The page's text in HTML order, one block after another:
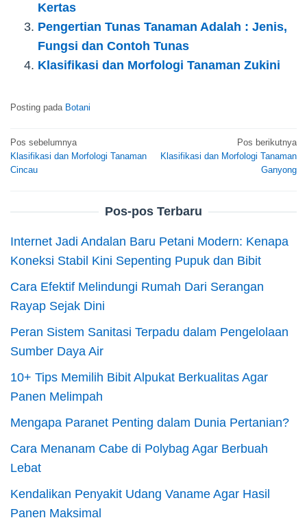
Kertas
Pengertian Tunas Tanaman Adalah : Jenis,
Fungsi dan Contoh Tunas
Klasifikasi dan Morfologi Tanaman Zukini
Posting pada Botani
Navigasi
pos
Pos sebelumnya
Klasifikasi dan Morfologi Tanaman
Cincau
Pos berikutnya
Klasifikasi dan Morfologi Tanaman
Ganyong
Pos-pos Terbaru
Internet Jadi Andalan Baru Petani Modern: Kenapa
Koneksi Stabil Kini Sepenting Pupuk dan Bibit
Cara Efektif Melindungi Rumah Dari Serangan
Rayap Sejak Dini
Peran Sistem Sanitasi Terpadu dalam Pengelolaan
Sumber Daya Air
10+ Tips Memilih Bibit Alpukat Berkualitas Agar
Panen Melimpah
Mengapa Paranet Penting dalam Dunia Pertanian?
Cara Menanam Cabe di Polybag Agar Berbuah
Lebat
Kendalikan Penyakit Udang Vaname Agar Hasil
Panen Maksimal